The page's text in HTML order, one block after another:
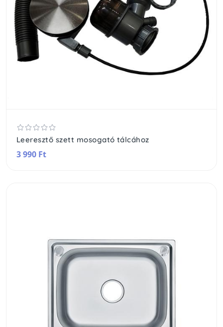
Leeresztő szett mosogató tálcához
3 990 Ft